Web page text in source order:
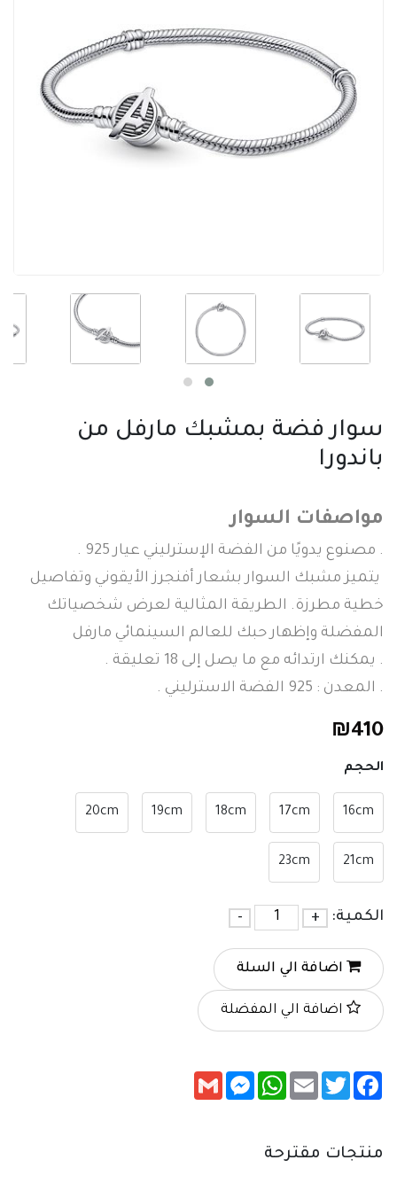
سوار فضة بمشبك مارفل من
باندورا
مواصفات السوار
. مصنوع يدويًا من الفضة الإسترليني عيار 925 .
يتميز مشبك السوار بشعار أفنجرز الأيقوني وتفاصيل
خطية مطرزة. الطريقة المثالية لعرض شخصياتك
المفضلة وإظهار حبك للعالم السينمائي مارفل
. يمكنك ارتدائه مع ما يصل إلى 18 تعليقة .
. المعدن : 925 الفضة الاسترليني .
₪410
الحجم
16cm
17cm
18cm
19cm
20cm
21cm
23cm
الكمية: +
-
اضافة الي السلة
اضافة الي المفضلة
Facebook
Twitter
Email
WhatsApp
Messenger
Gmail
منتجات مقترحة